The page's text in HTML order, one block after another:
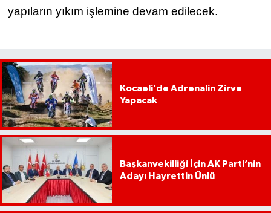
yapıların yıkım işlemine devam edilecek.
Kocaeli’de Adrenalin Zirve
Yapacak
Başkanvekilliği İçin AK Parti’nin
Adayı Hayrettin Ünlü